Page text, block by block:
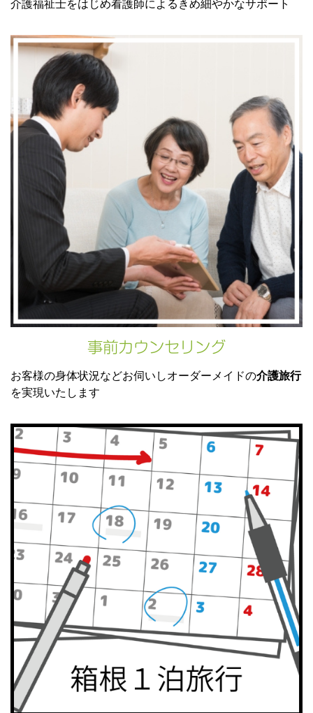
介護福祉士をはじめ看護師によるきめ細やかなサポート
事前カウンセリング
お客様の身体状況などお伺いしオーダーメイドの介護旅行
を実現いたします